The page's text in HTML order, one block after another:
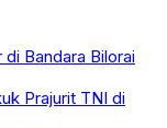
Bandara Bilorai
Prajurit TNI di